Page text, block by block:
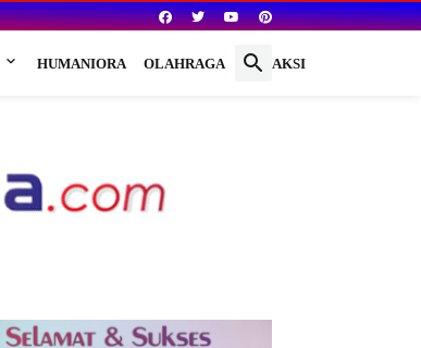
HUMANIORA OLAHRAGA REDAKSI